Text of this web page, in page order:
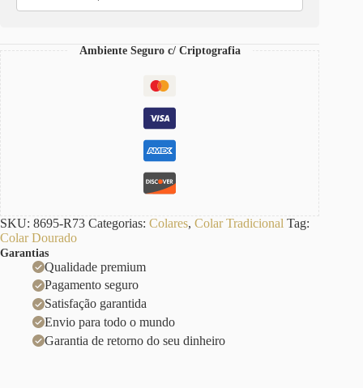
quantidade
Ambiente Seguro c/ Criptografia
SKU: 8695-R73 Categorias: Colares, Colar Tradicional Tag:
Colar Dourado
Garantias
Qualidade premium
Pagamento seguro
Satisfação garantida
Envio para todo o mundo
Garantia de retorno do seu dinheiro